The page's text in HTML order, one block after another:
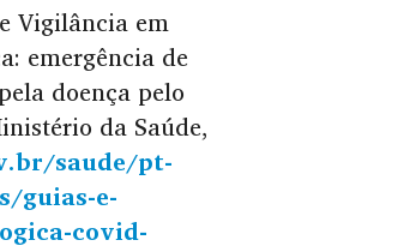
Vigilância em
emergência de
doença pelo
da Saúde,
saude/pt-
guias-e-
covid-